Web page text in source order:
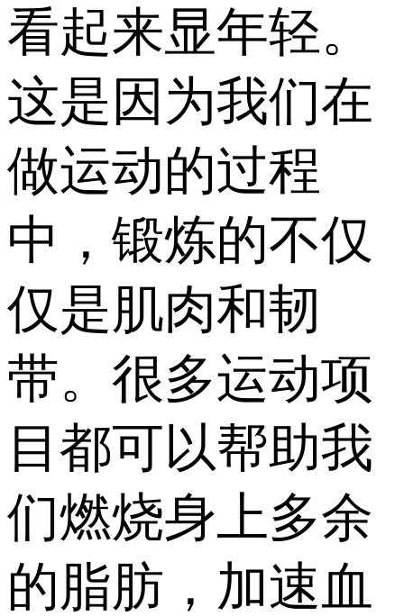
看起来显年轻。
这是因为我们在
做运动的过程
中，锻炼的不仅
仅是肌肉和韧
带。很多运动项
目都可以帮助我
们燃烧身上多余
的脂肪，加速血